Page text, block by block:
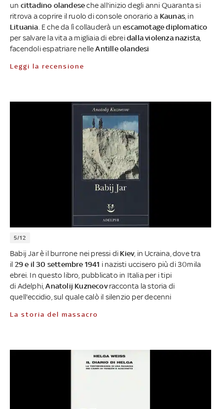
un cittadino olandeseche all'inizio degli anni Quaranta si
ritrova a coprire il ruolo di console onorario a Kaunas , in
Lituania . E che da lì collauderà unescamotage diplomatico
per salvare la vita a migliaia di ebreidalla violenza nazista
facendoli espatriare nelleAntille olandesi
Leggi la recensione
5/12
Babij Jar è il burrone nei pressi di Kiev, in Ucraina, dove tra
il 29 e il 30 settembre 1941 i nazisti uccisero più di 30mila
ebrei. In questo libro, pubblicato in Italia per i tipi
di Adelphi,Anatolij Kuznecovracconta la storia di
quell'eccidio, sul quale calò il silenzio per decenni
La storia del massacro